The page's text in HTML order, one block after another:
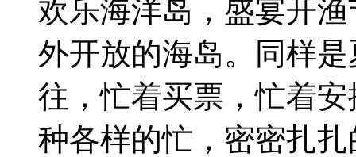
欢乐海洋岛，盛宴开
外开放的海岛。同样
往，忙着买票，忙着
种各样的忙，密密扎